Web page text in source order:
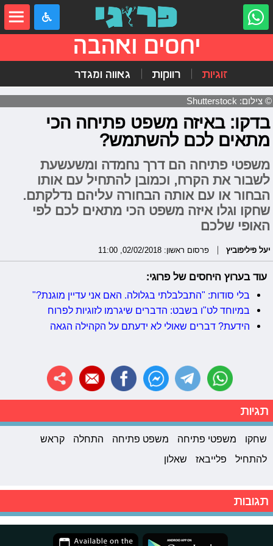
יחסים ואהבה
זוגיות רווקות גאווה ומגדר
© צילום: Shutterstock
בדקו: באיזה משפט פתיחה הכי
מתאים לכם להשתמש?
משפטי פתיחה הם דרך נחמדה ומשעשעת
לשבור את הקרח, וכמובן להתחיל עם אותו
הבחור או עם אותה הבחורה עליהם נדלקתם.
שחקו וגלו איזה משפט הכי מתאים לכם לפי
האופי שלכם
יעל פיליפוביץ פרסום ראשון: 02/02/2018, 11:00
עוד בערוץ היחסים של פרוגי:
בלי סודות: "התבלבלתי בגלולה. האם אני עדיין מוגנת?"
במיוחד לט"ו בשבט: הדברים שיגרמו לזוגיות לפרוח
הידעת? דברים שאולי לא ידעתם על הקהילה הגאה
תגיות
שחקו משפטי פתיחה משפט פתיחה התחלה
קראש
להתחיל
פלייבאז שאלון
תגובות